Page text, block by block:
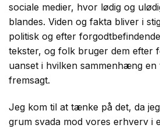
sociale medier, hvor lødig og
blandes. Viden og fakta bliver i
politisk og efter
tekster, og folk bruger dem efter
uanset i hvilken sammenhæng
fremsagt.
Jeg kom til at tænke på det, da
grum svada mod vores erhverv i